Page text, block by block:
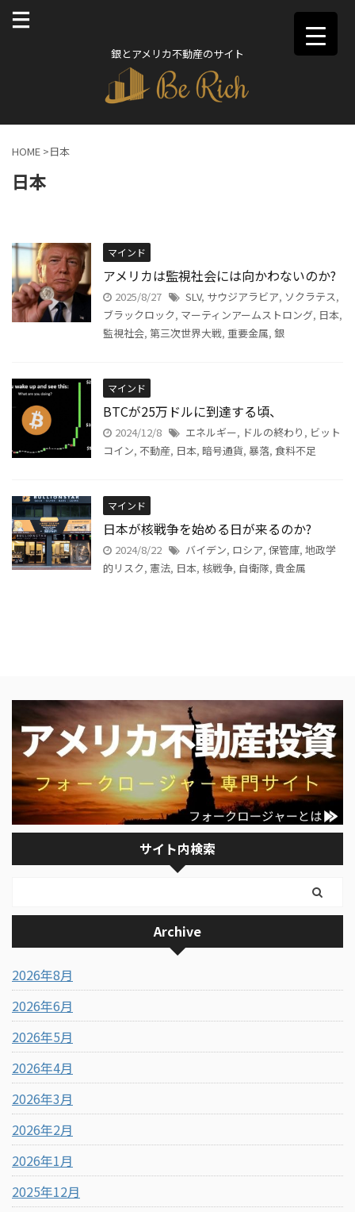
銀とアメリカ不動産のサイト
HOME >日本
日本
マインド
アメリカは監視社会には向かわないのか?
2025/8/27 SLV, サウジアラビア, ソクラテス,
ブラックロック, マーティンアームストロング, 日本,
監視社会, 第三次世界大戦, 重要金属, 銀
マインド
BTCが25万ドルに到達する頃、
2024/12/8 エネルギー, ドルの終わり , ビット
コイン, 不動産, 日本, 暗号通貨, 暴落, 食料不足
マインド
日本が核戦争を始める日が来るのか?
2024/8/22 バイデン, ロシア, 保管庫, 地政学
的リスク, 憲法, 日本, 核戦争, 自衛隊, 貴金属
サイト内検索
Archive
2026年8月
2026年6月
2026年5月
2026年4月
2026年3月
2026年2月
2026年1月
2025年12月